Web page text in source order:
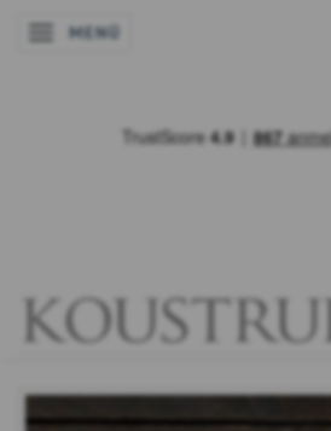
ANZEIGE ÄNDERN
MENÜ